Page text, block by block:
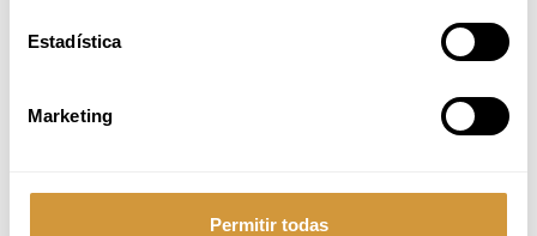
Estadística
Marketing
Permitir todas
RELATED COURSES
Avant-Garde Culinary Techniques